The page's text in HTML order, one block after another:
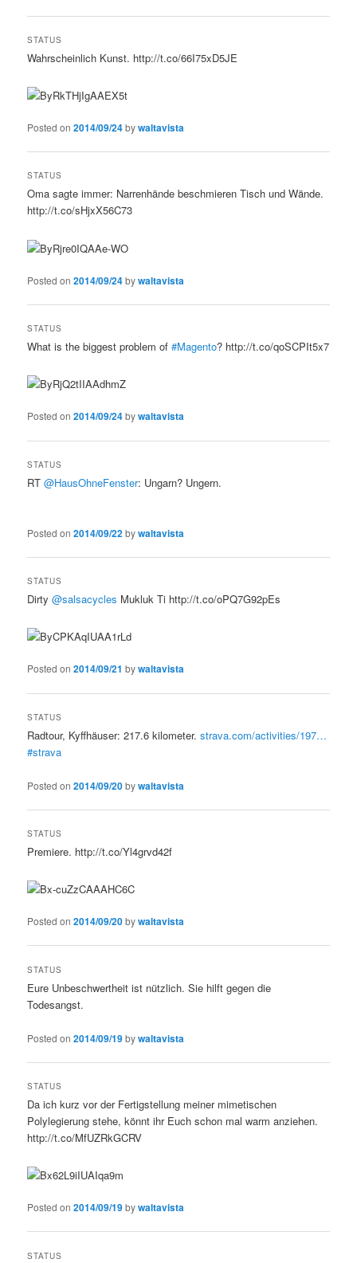
STATUS
Wahrscheinlich Kunst. http://t.co/66I75xD5JE
Posted on2014/09/24bywaltavista
STATUS
Oma sagte immer: Narrenhände beschmieren Tisch und Wände.
http://t.co/sHjxX56C73
Posted on2014/09/24bywaltavista
STATUS
What is the biggest problem of#Magento? http://t.co/qoSCPIt5x7
Posted on2014/09/24bywaltavista
STATUS
RT@HausOhneFenster: Ungarn? Ungern.
Posted on2014/09/22bywaltavista
STATUS
Dirty@salsacycles Mukluk Ti http://t.co/oPQ7G92pEs
Posted on2014/09/21 bywaltavista
STATUS
Radtour, Kyffhäuser: 217.6 kilometer.strava.com/activities/197…
#strava
Posted on2014/09/20bywaltavista
STATUS
Premiere. http://t.co/Yl4grvd42f
Posted on2014/09/20bywaltavista
STATUS
Eure Unbeschwertheit ist nützlich. Sie hilft gegen die
Todesangst.
Posted on2014/09/19bywaltavista
STATUS
Da ich kurz vor der Fertigstellung meiner mimetischen
Polylegierung stehe, könnt ihr Euch schon mal warm anziehen.
http://t.co/MfUZRkGCRV
Posted on2014/09/19bywaltavista
STATUS